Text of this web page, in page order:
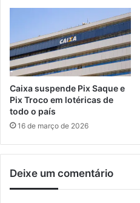
o
F
e
s
t
a
d
o
e
o
Caixa suspende Pix Saque e
Pix Troco em lotéricas de
todo o país
16 de março de 2026
Deixe um comentário